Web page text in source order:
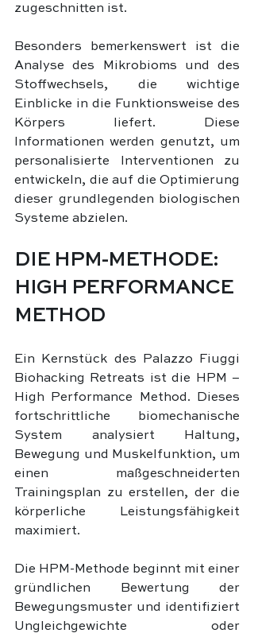
zugeschnitten ist.
Besonders bemerkenswert ist die
Analyse des Mikrobioms und des
Stoffwechsels, die wichtige
Einblicke in die Funktionsweise des
Körpers liefert. Diese
Informationen werden genutzt, um
personalisierte Interventionen zu
entwickeln, die auf die Optimierung
dieser grundlegenden biologischen
Systeme abzielen.
DIE HPM-METHODE:
HIGH PERFORMANCE
METHOD
Ein Kernstück des Palazzo Fiuggi
Biohacking Retreats ist die HPM –
High Performance Method. Dieses
fortschrittliche biomechanische
System analysiert Haltung,
Bewegung und Muskelfunktion, um
einen maßgeschneiderten
Trainingsplan zu erstellen, der die
körperliche Leistungsfähigkeit
maximiert.
Die HPM-Methode beginnt mit einer
gründlichen Bewertung der
Bewegungsmuster und identifiziert
Ungleichgewichte oder